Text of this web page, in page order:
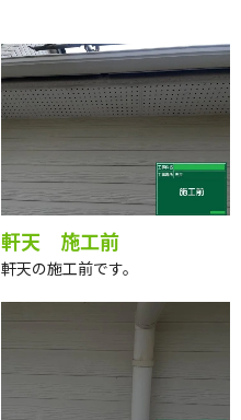
軒天 施工前
軒天の施工前です。